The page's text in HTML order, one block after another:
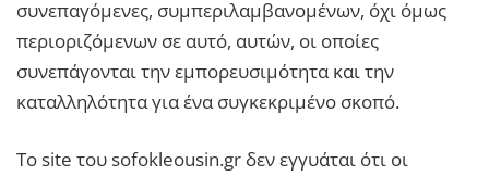
συνεπαγόμενες, συμπεριλαμβανομένων, όχι όμως
περιοριζόμενων σε αυτό, αυτών, οι οποίες
συνεπάγονται την εμπορευσιμότητα και την
καταλληλότητα για ένα συγκεκριμένο σκοπό.
Το site του sofokleousin.gr δεν εγγυάται ότι οι